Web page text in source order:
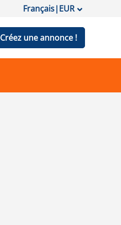
Français|EUR
Créez une annonce !